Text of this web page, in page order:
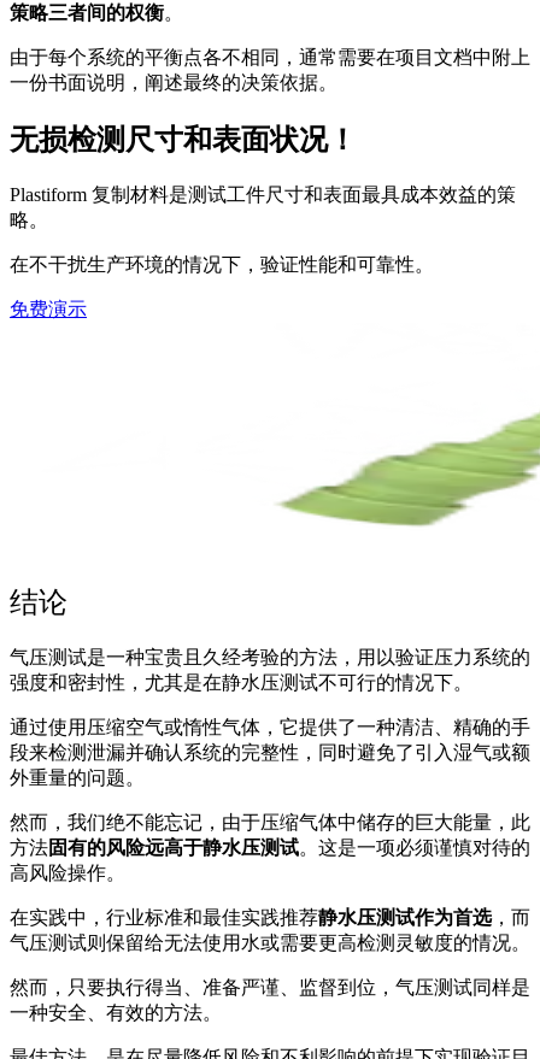
策略三者间的权衡。
由于每个系统的平衡点各不相同，通常需要在项目文档中附上
一份书面说明，阐述最终的决策依据。
无损检测 尺寸和表面状况！
Plastiform 复制材料是测试工件尺寸和表面最具成本效益的策
略。
在不干扰生产环境的情况下，验证性能和可靠性。
免费演示
结论
气压测试是一种宝贵且久经考验的方法，用以验证压力系统的
强度和密封性，尤其是在静水压测试不可行的情况下。
通过使用压缩空气或惰性气体，它提供了一种清洁、精确的手
段来检测泄漏并确认系统的完整性，同时避免了引入湿气或额
外重量的问题。
然而，我们绝不能忘记，由于压缩气体中储存的巨大能量，此
方法固有的风险远高于静水压测试。这是一项必须谨慎对待的
高风险操作。
在实践中，行业标准和最佳实践推荐静水压测试作为首选，而
气压测试则保留给无法使用水或需要更高检测灵敏度的情况。
然而，只要执行得当、准备严谨、监督到位，气压测试同样是
一种安全、有效的方法。